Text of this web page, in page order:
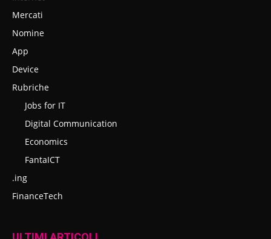
Mercati
Nomine
App
Device
Rubriche
Jobs for IT
Digital Communication
Economics
FantaICT
.ing
FinanceTech